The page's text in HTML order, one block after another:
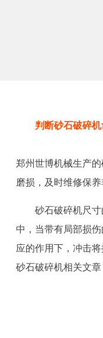
判断砂石破碎
郑州世博机械生产
磨损，及时维修保养
砂石破碎机尺
中，当带有局部损
应的作用下，冲击
砂石破碎机相关文